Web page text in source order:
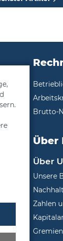
Brutto-
Über
Über
Unsere
Zahlen
Gremien